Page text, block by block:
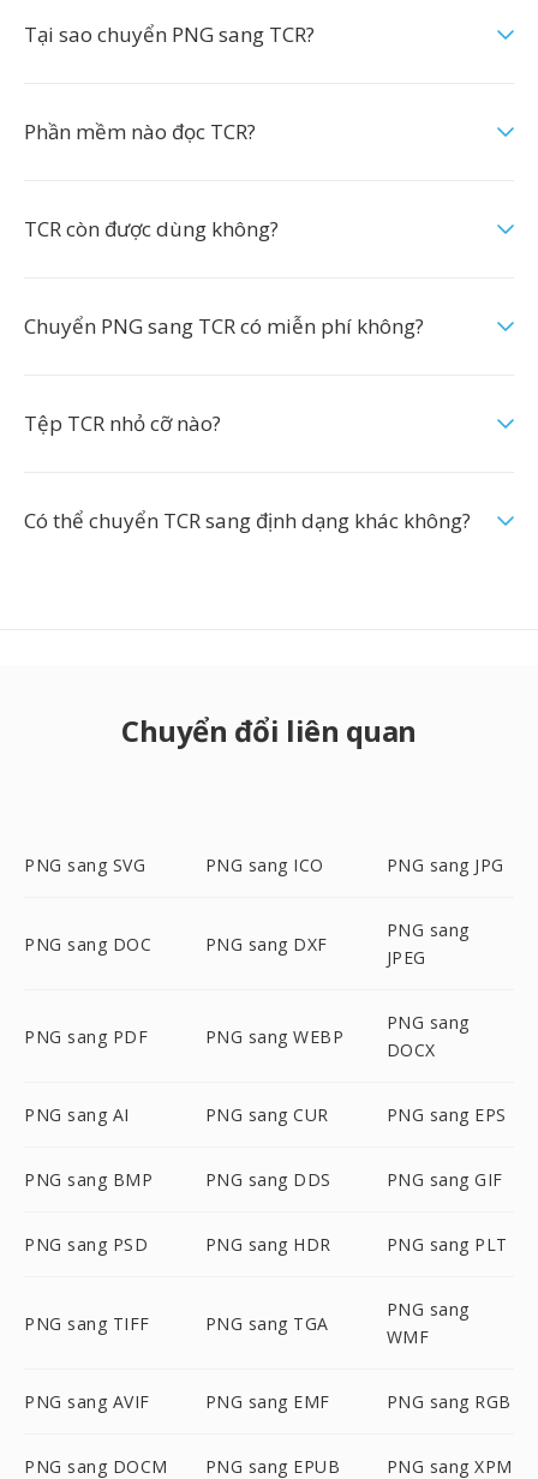
Tại sao chuyển PNG sang TCR?
Phần mềm nào đọc TCR?
TCR còn được dùng không?
Chuyển PNG sang TCR có miễn phí không?
Tệp TCR nhỏ cỡ nào?
Có thể chuyển TCR sang định dạng khác không?
Chuyển đổi liên quan
PNG sang SVG PNG sang ICO PNG sang JPG
PNG sang DOC PNG sang DXF
PNG sang
JPEG
PNG sang PDF PNG sang WEBP
PNG sang
DOCX
PNG sang AI PNG sang CUR PNG sang EPS
PNG sang BMP PNG sang DDS PNG sang GIF
PNG sang PSD PNG sang HDR PNG sang PLT
PNG sang TIFF PNG sang TGA
PNG sang
WMF
PNG sang AVIF PNG sang EMF PNG sang RGB
PNG sang DOCM PNG sang EPUB PNG sang XPM